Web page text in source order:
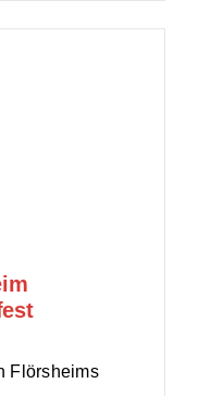
Flörsheims